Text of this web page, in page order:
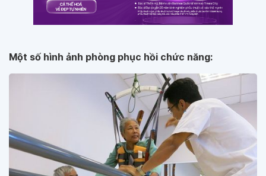
Một số hình ảnh phòng phục hồi chức năng: